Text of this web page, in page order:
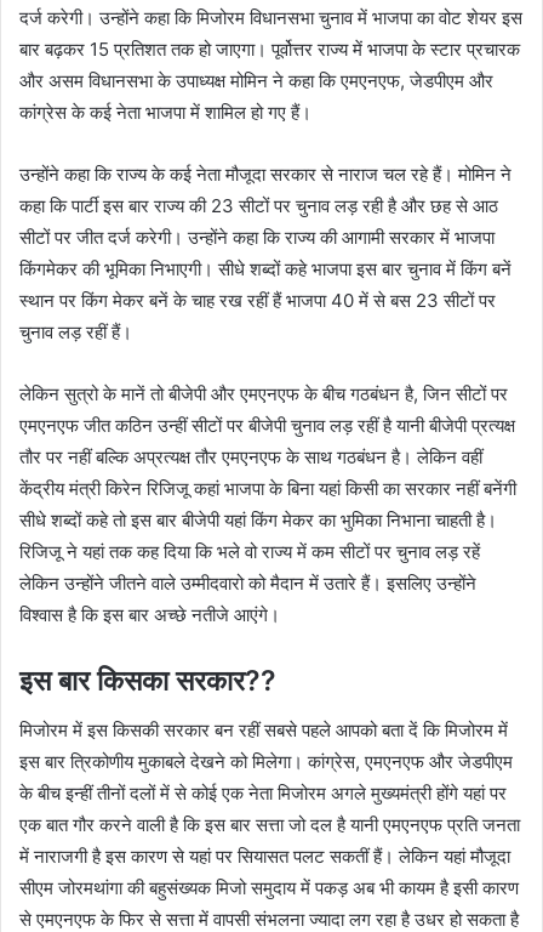
दर्ज करेगी। उन्होंने कहा कि मिजोरम विधानसभा चुनाव में भाजपा का वोट शेयर इस
बार बढ़कर 15 प्रतिशत तक हो जाएगा। पूर्वोत्तर राज्य में भाजपा के स्टार प्रचारक
और असम विधानसभा के उपाध्यक्ष मोमिन ने कहा कि एमएनएफ, जेडपीएम और
कांग्रेस के कई नेता भाजपा में शामिल हो गए हैं।
उन्होंने कहा कि राज्य के कई नेता मौजूदा सरकार से नाराज चल रहे हैं। मोमिन ने
कहा कि पार्टी इस बार राज्य की 23 सीटों पर चुनाव लड़ रही है और छह से आठ
सीटों पर जीत दर्ज करेगी। उन्होंने कहा कि राज्य की आगामी सरकार में भाजपा
किंगमेकर की भूमिका निभाएगी। सीधे शब्दों कहे भाजपा इस बार चुनाव में किंग बनें
स्थान पर किंग मेकर बनें के चाह रख रहीं हैं भाजपा 40 में से बस 23 सीटों पर
चुनाव लड़ रहीं हैं।
लेकिन सुत्रो के मानें तो बीजेपी और एमएनएफ के बीच गठबंधन है, जिन सीटों पर
एमएनएफ जीत कठिन उन्हीं सीटों पर बीजेपी चुनाव लड़ रहीं है यानी बीजेपी प्रत्यक्ष
तौर पर नहीं बल्कि अप्रत्यक्ष तौर एमएनएफ के साथ गठबंधन है। लेकिन वहीं
केंद्रीय मंत्री किरेन रिजिजू कहां भाजपा के बिना यहां किसी का सरकार नहीं बनेंगी
सीधे शब्दों कहे तो इस बार बीजेपी यहां किंग मेकर का भुमिका निभाना चाहती है।
रिजिजू ने यहां तक कह दिया कि भले वो राज्य में कम सीटों पर चुनाव लड़ रहें
लेकिन उन्होंने जीतने वाले उम्मीदवारो को मैदान में उतारे हैं। इसलिए उन्होंने
विश्वास है कि इस बार अच्छे नतीजे आएंगे।
इस बार किसका सरकार??
मिजोरम में इस किसकी सरकार बन रहीं सबसे पहले आपको बता दें कि मिजोरम में
इस बार त्रिकोणीय मुकाबले देखने को मिलेगा। कांग्रेस, एमएनएफ और जेडपीएम
के बीच इन्हीं तीनों दलों में से कोई एक नेता मिजोरम अगले मुख्यमंत्री होंगे यहां पर
एक बात गौर करने वाली है कि इस बार सत्ता जो दल है यानी एमएनएफ प्रति जनता
में नाराजगी है इस कारण से यहां पर सियासत पलट सकतीं हैं। लेकिन यहां मौजूदा
सीएम जोरमथांगा की बहुसंख्यक मिजो समुदाय में पकड़ अब भी कायम है इसी कारण
से एमएनएफ के फिर से सत्ता में वापसी संभलना ज्यादा लग रहा है उधर हो सकता है